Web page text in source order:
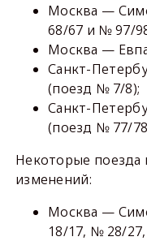
Москва —
68/67 и № 97/
Москва —
Санкт-
(поезд № 7/8);
Санкт-
(поезд № 77/
Некоторые поезда
изменений:
Москва —
18/17, № 28/